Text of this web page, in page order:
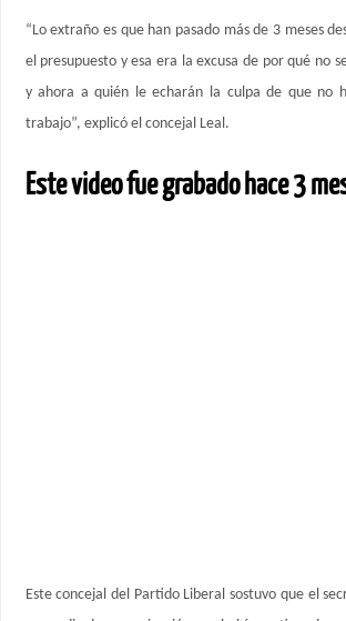
“Lo extraño es que han pasado más de 3 meses
el presupuesto y esa era la excusa de por qué no
y ahora a quién le echarán la culpa de que no
trabajo”, explicó el concejal Leal.
Este video fue grabado hace 3
Este concejal del Partido Liberal sostuvo que el